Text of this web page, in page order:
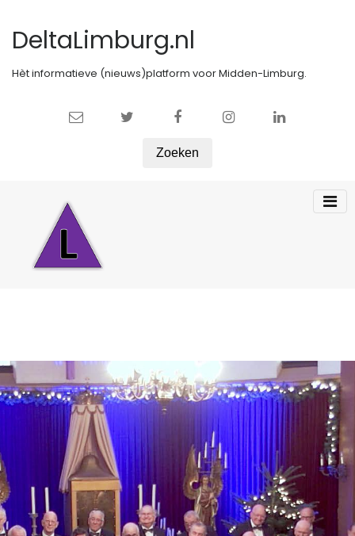
DeltaLimburg.nl
Hèt informatieve (nieuws)platform voor Midden-Limburg.
Zoeken